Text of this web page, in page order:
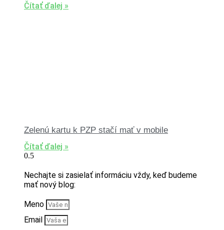
Čítať ďalej »
Zelenú kartu k PZP stačí mať v mobile
Čítať ďalej »
Nechajte si zasielať informáciu vždy, keď budeme
mať nový blog:
Meno
Email